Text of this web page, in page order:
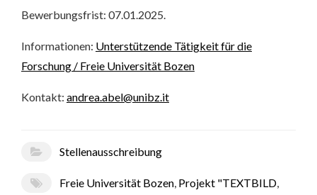
Bewerbungsfrist: 07.01.2025.
Informationen: Unterstützende Tätigkeit für die
Forschung / Freie Universität Bozen
Kontakt: andrea.abel@unibz.it
Stellenausschreibung
Freie Universität Bozen, Projekt "TEXTBILD,